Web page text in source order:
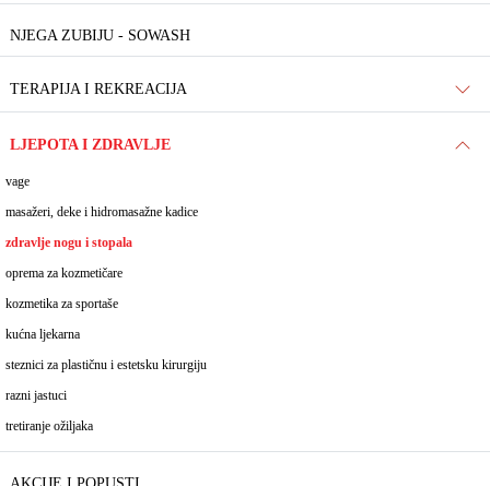
NJEGA ZUBIJU - SOWASH
TERAPIJA I REKREACIJA
LJEPOTA I ZDRAVLJE
vage
masažeri, deke i hidromasažne kadice
zdravlje nogu i stopala
oprema za kozmetičare
kozmetika za sportaše
kućna ljekarna
steznici za plastičnu i estetsku kirurgiju
razni jastuci
tretiranje ožiljaka
AKCIJE I POPUSTI